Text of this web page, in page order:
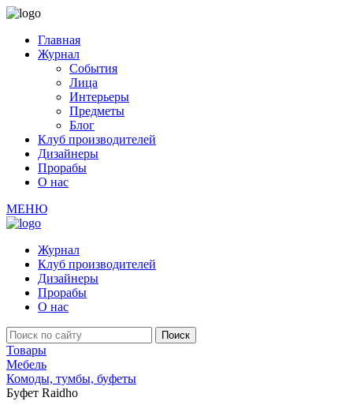
Главная
Журнал
События
Лица
Интерьеры
Предметы
Блог
Клуб производителей
Дизайнеры
Прорабы
О нас
МЕНЮ
Журнал
Клуб производителей
Дизайнеры
Прорабы
О нас
Товары
Мебель
Комоды, тумбы, буфеты
Буфет Raidho